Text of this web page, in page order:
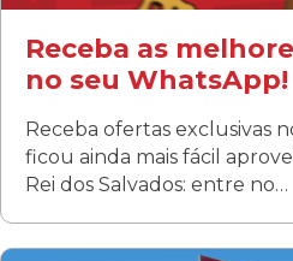
Fanny
Receba as
no seu WhatsApp!
Receba ofertas exclusivas
ficou ainda mais fácil
Rei dos Salvados: entre no…